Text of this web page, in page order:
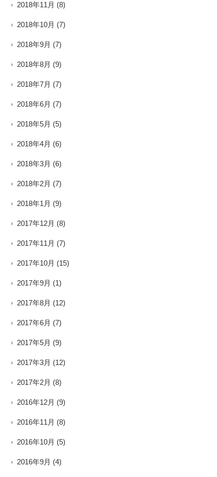
2018年11月 (8)
2018年10月 (7)
2018年9月 (7)
2018年8月 (9)
2018年7月 (7)
2018年6月 (7)
2018年5月 (5)
2018年4月 (6)
2018年3月 (6)
2018年2月 (7)
2018年1月 (9)
2017年12月 (8)
2017年11月 (7)
2017年10月 (15)
2017年9月 (1)
2017年8月 (12)
2017年6月 (7)
2017年5月 (9)
2017年3月 (12)
2017年2月 (8)
2016年12月 (9)
2016年11月 (8)
2016年10月 (5)
2016年9月 (4)